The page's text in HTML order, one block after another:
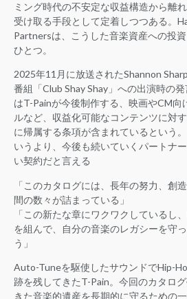
ミング時代の不安定な収益構造から離
受け取る手段として定着しつつある。
Partnersは、こうした音楽資産への投
ひとつ。
2025年11月に放送されたShannon
番組「Club Shay Shay」への出演時の
はT-Painが今後制作する、映画やCM向
ルなど、収益化可能なコンテンツに対
に帰属する条項が含まれているという
いうより、今後も続いていくパートナ
い契約だと言える
「このカタログには、長年の努力、創
間の数々が詰まっている」
「この新たな章にワクワクしているし
を組んで、自分の音楽のレガシーを守
う」
Auto-Tuneを駆使したサウンドでHip-
跡を残してきたT-Pain。今回のカタロ
きた音楽的遺産を長期的に守るための